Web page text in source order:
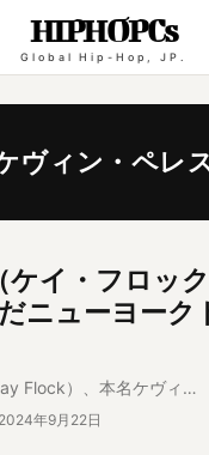
HIPHOPCs
Global Hip-Hop, JP.
ヴィン・ペレ
イ・フロッ
ニューヨーク
Flock）、本名ケヴィ…
2024年9月22日